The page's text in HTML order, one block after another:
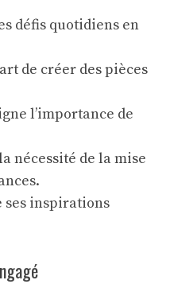
défis quotidiens en
de créer des pièces
l’importance de
nécessité de la mise
inspirations